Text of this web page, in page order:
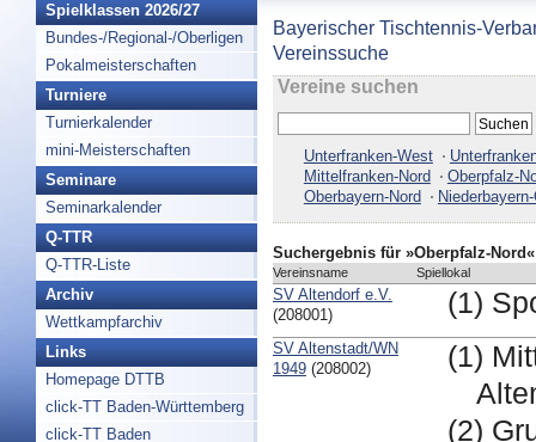
Spielklassen 2026/27
Bundes-/Regional-/Oberligen
Pokalmeisterschaften
Turniere
Turnierkalender
mini-Meisterschaften
Seminare
Seminarkalender
Q-TTR
Q-TTR-Liste
Archiv
Wettkampfarchiv
Links
Homepage DTTB
click-TT Baden-Württemberg
click-TT Baden
Bayerischer Tischtennis-
Vereinssuche
Vereine suchen
Unterfranken-West
Mittelfranken-Nord
Oberpfalz-
Oberbayern-Nord
Suchergebnis für »Oberpfalz-Nord«
Vereinsname Spiellokal
SV Altendorf e.V.
(208001)
(1)
SV Altenstadt/WN
1949(208002)
(1)
(2)